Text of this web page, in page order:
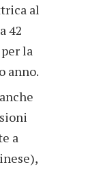
al
42
la
anno.
anche
a